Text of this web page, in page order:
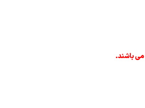
باشند.